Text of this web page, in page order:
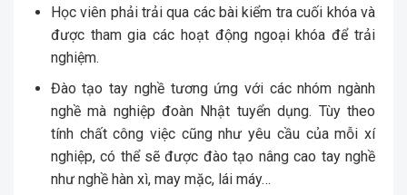
Học viên phải trải qua các bài kiểm tra cuối khóa và
được tham gia các hoạt động ngoại khóa để trải
nghiệm.
Đào tạo tay nghề tương ứng với các nhóm ngành
nghề mà nghiệp đoàn Nhật tuyển dụng. Tùy theo
tính chất công việc cũng như yêu cầu của mỗi xí
nghiệp, có thể sẽ được đào tạo nâng cao tay nghề
như nghề hàn xì, may mặc, lái máy…